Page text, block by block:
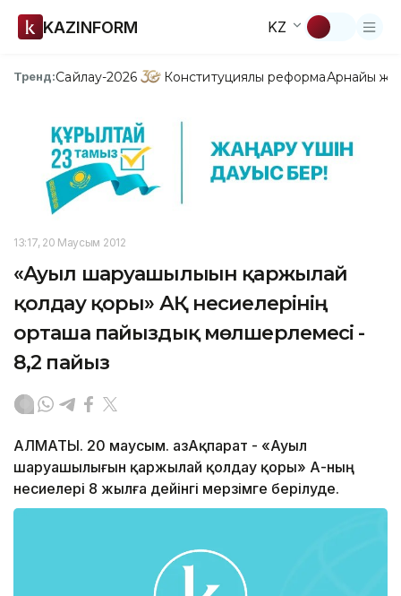
KAZINFORM KZ
Тренд:Сайлау-2026 Конституциялық реформаАрнайы
13:17, 20 Маусым 2012
«Ауыл шаруашылығын қаржылай
қолдау қоры» АҚ несиелерінің
орташа пайыздық мөлшерлемесі -
8,2 пайыз
АЛМАТЫ. 20 маусым. ҚазАқпарат - «Ауыл
шаруашылығын қаржылай қолдау қоры» АҚ-ның
несиелері 8 жылға дейінгі мерзімге берілуде.